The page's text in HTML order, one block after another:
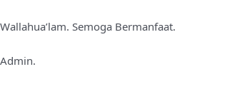
Wallahua’lam. Semoga Bermanfaat.
Admin.